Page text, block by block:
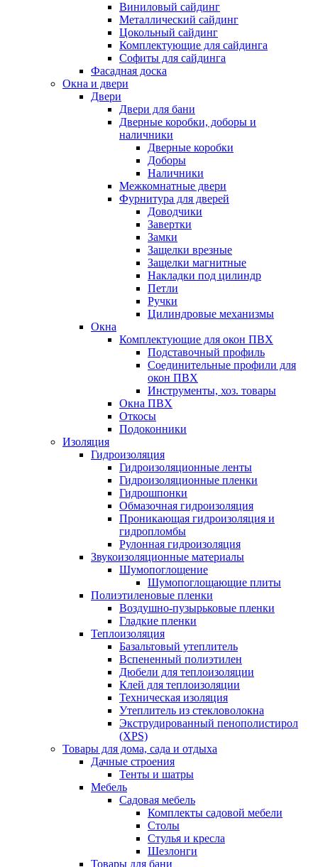
Виниловый сайдинг
Металлический сайдинг
Цокольный сайдинг
Комплектующие для сайдинга
Софиты для сайдинга
Фасадная доска
Окна и двери
Двери
Двери для бани
Дверные коробки, доборы и
наличники
Дверные коробки
Доборы
Наличники
Межкомнатные двери
Фурнитура для дверей
Доводчики
Завертки
Замки
Защелки врезные
Защелки магнитные
Накладки под цилиндр
Петли
Ручки
Цилиндровые механизмы
Окна
Комплектующие для окон ПВХ
Подставочный профиль
Соединительные профили для
окон ПВХ
Инструменты, хоз. товары
Окна ПВХ
Откосы
Подоконники
Изоляция
Гидроизоляция
Гидроизоляционные ленты
Гидроизоляционные пленки
Гидрошпонки
Обмазочная гидроизоляция
Проникающая гидроизоляция и
гидропломбы
Рулонная гидроизоляция
Звукоизоляционные материалы
Шумопоглощение
Шумопоглощающие плиты
Полиэтиленовые пленки
Воздушно-пузырьковые пленки
Гладкие пленки
Теплоизоляция
Базальтовый утеплитель
Вспененный полиэтилен
Дюбели для теплоизоляции
Клей для теплоизоляции
Техническая изоляция
Утеплитель из стекловолокна
Экструдированный пенополистирол
(XPS)
Товары для дома, сада и отдыха
Дачные строения
Тенты и шатры
Мебель
Садовая мебель
Комплекты садовой мебели
Столы
Стулья и кресла
Шезлонги
Товары для бани